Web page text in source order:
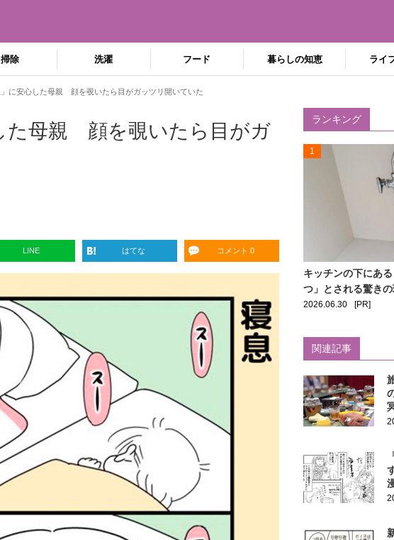
掃除 洗濯 フード 暮らしの知恵 ライ
に安心した母親 顔を覗いたら目がガッツリ開いていた
た母親 顔を覗いたら目がガ
LINE はてな コメント 0
ランキング
1
キッチンの下にあ
つ」とされる驚きの
2026.06.30 [PR]
関連記事